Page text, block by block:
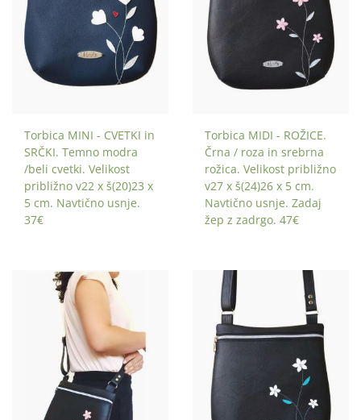
Torbica MINI - CVETKI in
SRČKI. Temno modra
/beli cvetki. Velikost
približno v22 x š(20)23 x
5 cm. Navtično usnje.
37€
Torbica MIDI - ROŽICE.
Črna / roza in srebrna
rožica. Velikost približno
v27 x š(24)26 x 5 cm.
Navtično usnje. Zadaj
žep z zadrgo. 47€